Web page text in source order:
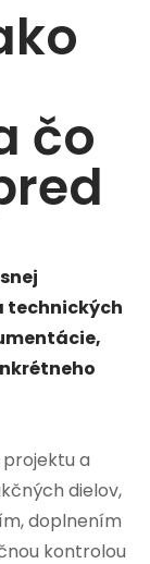
čo
technických
a
dielov,
doplnením
kontrolou